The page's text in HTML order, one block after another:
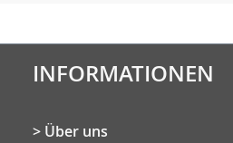
INFORMATIONEN
Über uns